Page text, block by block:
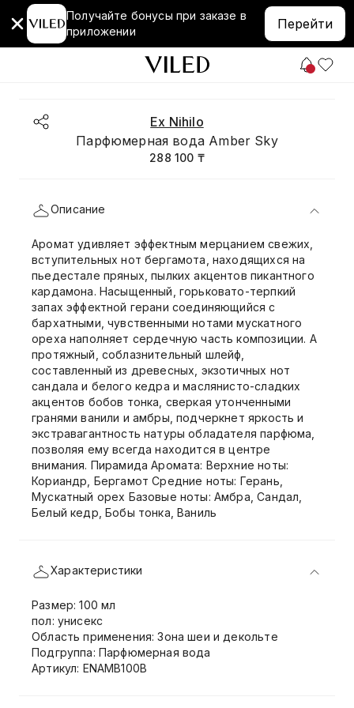
Получайте бонусы при заказе в
приложении
Перейти
Ex Nihilo
Парфюмерная вода Amber Sky
288 100 ₸
Описание
Аромат удивляет эффектным мерцанием свежих,
вступительных нот бергамота, находящихся на
пьедестале пряных, пылких акцентов пикантного
кардамона. Насыщенный, горьковато-терпкий
запах эффектной герани соединяющийся с
бархатными, чувственными нотами мускатного
ореха наполняет сердечную часть композиции. А
протяжный, соблазнительный шлейф,
составленный из древесных, экзотичных нот
сандала и белого кедра и маслянисто-сладких
акцентов бобов тонка, сверкая утонченными
гранями ванили и амбры, подчеркнет яркость и
экстравагантность натуры обладателя парфюма,
позволяя ему всегда находится в центре
внимания. Пирамида Аромата: Верхние ноты:
Кориандр, Бергамот Средние ноты: Герань,
Мускатный орех Базовые ноты: Амбра, Сандал,
Белый кедр, Бобы тонка, Ваниль
Характеристики
Размер: 100 мл
пол: унисекс
Область применения: Зона шеи и декольте
Подгруппа: Парфюмерная вода
Артикул: ENAMB100B